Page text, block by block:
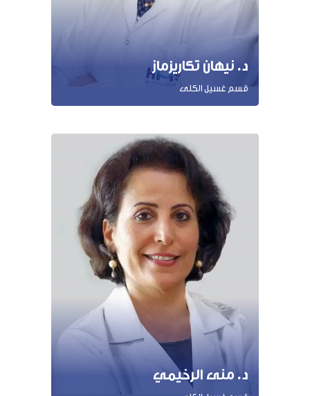
د. نيهان تكاريزماز
قسم غسيل الكلى
د. منى الرخيمي